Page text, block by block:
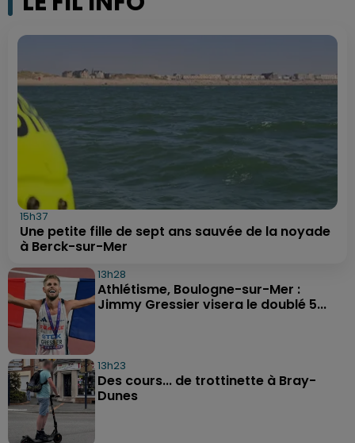
15h37
Une petite fille de sept ans sauvée de la noyade
à Berck-sur-Mer
13h28
Athlétisme, Boulogne-sur-Mer :
Jimmy Gressier visera le doublé 5...
13h23
Des cours... de trottinette à Bray-
Dunes